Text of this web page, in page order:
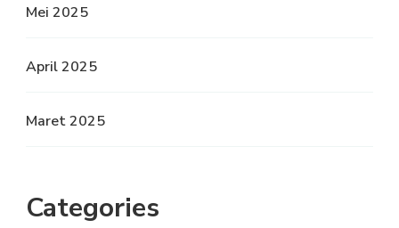
Mei 2025
April 2025
Maret 2025
Categories